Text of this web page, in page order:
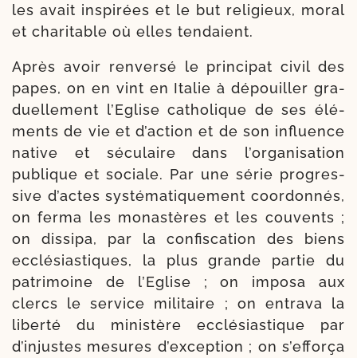
les avait ins­pi­rées et le but reli­gieux, moral
et cha­ri­table où elles tendaient.
Après avoir ren­ver­sé le prin­ci­pat civil des
papes, on en vint en Italie à dépouiller gra­
duel­le­ment l’Eglise catho­lique de ses élé­
ments de vie et d’action et de son influence
native et sécu­laire dans l’or­ganisation
publique et sociale. Par une série pro­gres­
sive d’actes sys­té­ma­ti­que­ment coor­don­nés,
on fer­ma les monas­tères et les cou­vents ;
on dis­si­pa, par la confis­ca­tion des biens
ecclé­sias­tiques, la plus grande par­tie du
patri­moine de l’Eglise ; on impo­sa aux
clercs le ser­vice mili­taire ; on entra­va la
liber­té du minis­tère ecclé­sias­tique par
d’injustes mesures d’exception ; on s’efforça